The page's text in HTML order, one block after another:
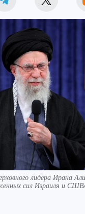
лидера Ирана
сил Израиля и